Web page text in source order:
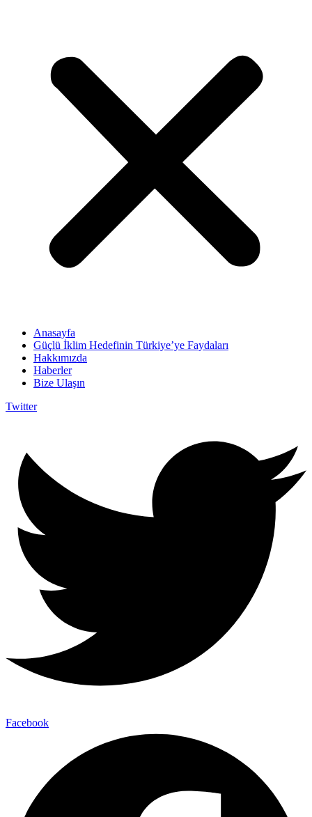
Anasayfa
Güçlü İklim Hedefinin Türkiye’ye Faydaları
Hakkımızda
Haberler
Bize Ulaşın
Twitter
Facebook